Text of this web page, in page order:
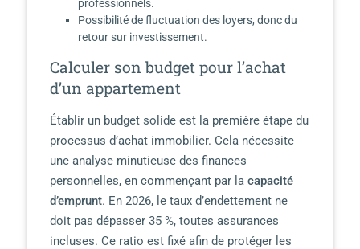
professionnels.
Possibilité de fluctuation des loyers, donc du
retour sur investissement.
Calculer son budget pour l’achat
d’un appartement
Établir un budget solide est la première étape du
processus d’achat immobilier. Cela nécessite
une analyse minutieuse des finances
personnelles, en commençant par la capacité
d’emprunt. En 2026, le taux d’endettement ne
doit pas dépasser 35 %, toutes assurances
incluses. Ce ratio est fixé afin de protéger les